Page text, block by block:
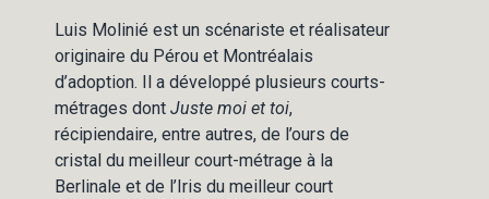
Luis Molinié est un scénariste et réalisateur
originaire du Pérou et Montréalais
d’adoption. Il a développé plusieurs courts-
métrages dont Juste moi et toi,
récipiendaire, entre autres, de l’ours de
cristal du meilleur court-métrage à la
Berlinale et de l’Iris du meilleur court